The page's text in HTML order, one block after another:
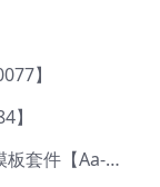
】
】
Jarvis – 网络安全服务 Elementor 模板套件【Aa-0035】